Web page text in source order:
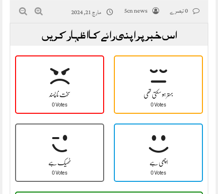
5cn news مارچ 21, 2024
اس خبر پر اپنی رائے کا اظہار کریں
سخت نا پسند
0 Votes
بہتر ہو سکتی تھی
0 Votes
ٹھیک ہے
0 Votes
اچھی ہے
0 Votes